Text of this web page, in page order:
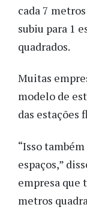
cada 7
subiu para 1
quadrados.
Muitas
modelo de
das estações
“Isso
espaços,”
empresa que
metros